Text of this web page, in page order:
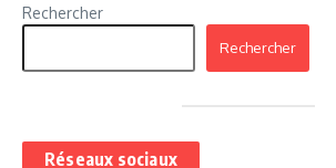
Rechercher
Rechercher
Réseaux sociaux